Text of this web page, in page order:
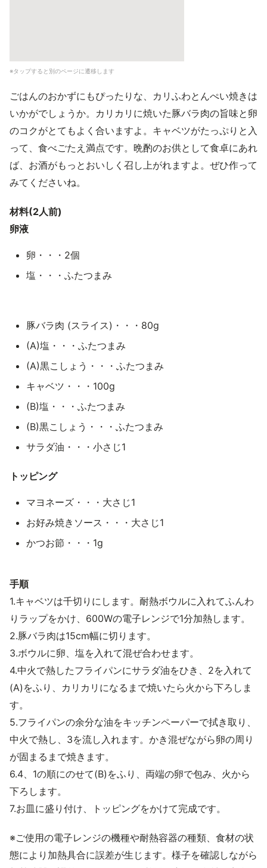
※タップすると別のページに遷移します
ごはんのおかずにもぴったりな、カリふわとんぺい焼きは
いかがでしょうか。カリカリに焼いた豚バラ肉の旨味と卵
のコクがとてもよく合いますよ。キャベツがたっぷりと入
って、食べごたえ満点です。晩酌のお供として食卓にあれ
ば、お酒がもっとおいしく召し上がれますよ。ぜひ作って
みてくださいね。
材料(2人前)
卵液
卵・・・2個
塩・・・ふたつまみ
豚バラ肉 (スライス)・・・80g
(A)塩・・・ふたつまみ
(A)黒こしょう・・・ふたつまみ
キャベツ・・・100g
(B)塩・・・ふたつまみ
(B)黒こしょう・・・ふたつまみ
サラダ油・・・小さじ1
トッピング
マヨネーズ・・・大さじ1
お好み焼きソース・・・大さじ1
かつお節・・・1g
手順
1.キャベツは千切りにします。耐熱ボウルに入れてふんわ
りラップをかけ、600Wの電子レンジで1分加熱します。
2.豚バラ肉は15cm幅に切ります。
3.ボウルに卵、塩を入れて混ぜ合わせます。
4.中火で熱したフライパンにサラダ油をひき、2を入れて
(A)をふり、カリカリになるまで焼いたら火から下ろしま
す。
5.フライパンの余分な油をキッチンペーパーで拭き取り、
中火で熱し、3を流し入れます。かき混ぜながら卵の周り
が固まるまで焼きます。
6.4、1の順にのせて(B)をふり、両端の卵で包み、火から
下ろします。
7.お皿に盛り付け、トッピングをかけて完成です。
※ご使用の電子レンジの機種や耐熱容器の種類、食材の状
態により加熱具合に誤差が生じます。様子を確認しながら